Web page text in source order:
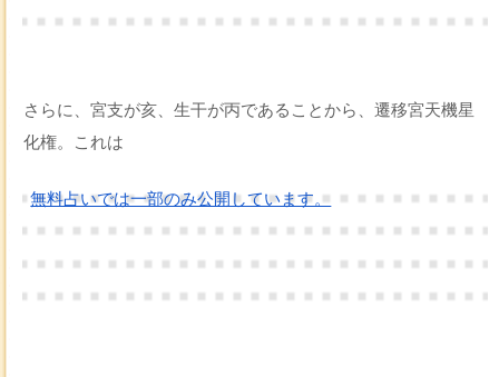
さらに、宮支が亥、生干が丙であることから、遷移宮天機星
化権。これは
無料占いでは一部のみ公開しています。